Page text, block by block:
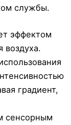
службы.
эффектом
воздуха.
градиент,
сенсорным